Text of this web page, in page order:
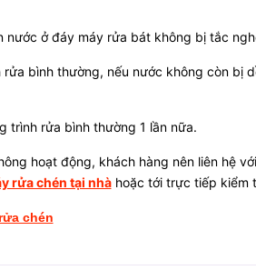
ở đáy máy rửa bát không bị tắc
bình thường, nếu nước không còn bị
trình rửa bình thường 1 lần nữa.
hoạt động, khách hàng nên liên hệ
rửa chén tại nhàhoặc tới trực tiếp kiểm
chén